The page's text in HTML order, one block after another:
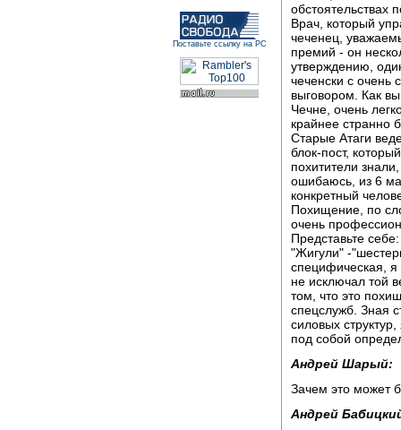
Поставьте ссылку на РС
обстоятельствах
Врач, который
чеченец,
премий - он
утверждению,
чеченски с очень
выговором. Как
Чечне, очень
крайнее странно
Старые Атаги
блок-пост,
похитители
ошибаюсь, из 6
конкретный
Похищение, по
очень
Представьте
"Жигули" -
специфическая, я
не исключал той
том, что это
спецслужб. Зная
силовых
под собой
Андрей Шарый:
Зачем это может
Андрей